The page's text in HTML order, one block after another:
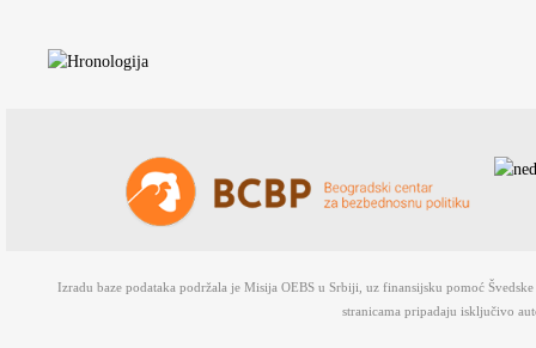
Izradu baze podataka podržala je Misija OEBS u Srbiji, uz finansijsku pomoć
stranicama pripadaju isključivo